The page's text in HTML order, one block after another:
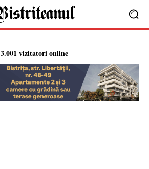
3.001 vizitatori online